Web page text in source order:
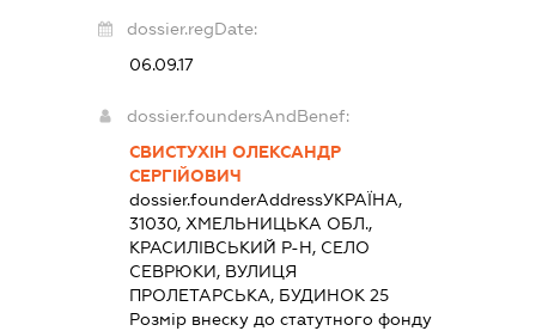
dossier.regDate:
06.09.17
dossier.foundersAndBenef:
СВИСТУХІН ОЛЕКСАНДР
СЕРГІЙОВИЧ
dossier.founderAddressУКРАЇНА,
31030, ХМЕЛЬНИЦЬКА ОБЛ.,
КРАСИЛІВСЬКИЙ Р-Н, СЕЛО
СЕВРЮКИ, ВУЛИЦЯ
ПРОЛЕТАРСЬКА, БУДИНОК 25
Розмір внеску до статутного фонду